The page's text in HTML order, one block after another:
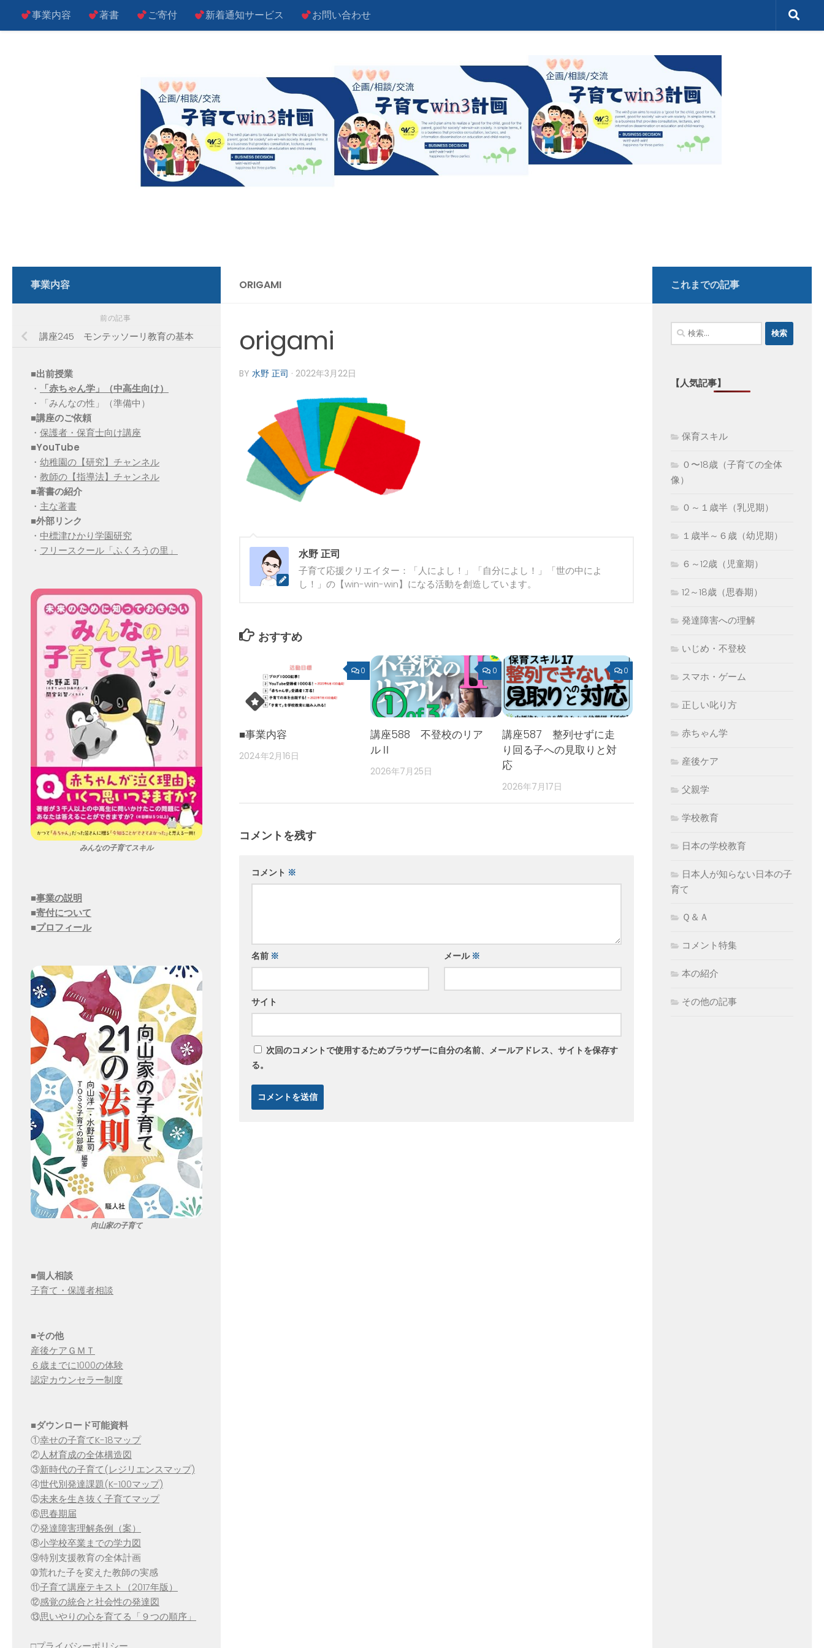
コンテンツへスキップ
事業内容 著書 ご寄付 新着通知サービス お問い合わせ
ORIGAMI
origami
BY 水野 正司 · 2022年3月22日
水野 正司
子育て応援クリエイター：「人によし！」「自分によし！」「世の中によ
し！」の【win-win-win】になる活動を創造しています。
おすすめ
0
■事業内容
2024年2月16日
0
講座588 不登校のリア
ルⅡ
2026年7月25日
0
講座587 整列せずに走
り回る子への見取りと対
応
2026年7月17日
コメントを残す
コメント ※
名前 ※ メール ※
サイト
次回のコメントで使用するためブラウザーに自分の名前、メールアドレス、サイトを保存す
る。
事業内容
前の記事
講座245 モンテッソーリ教育の基本
■出前授業
・
「赤ちゃん学」（中高生向け）
・「みんなの性」（準備中）
■講座のご依頼
・ 保護者・保育士向け講座
■YouTube
・ 幼稚園の【研究】チャンネル
・ 教師の【指導法】チャンネル
■著書の紹介
・ 主な著書
■外部リンク
・ 中標津ひかり学園研究
・ フリースクール「ふくろうの里」
みんなの子育てスキル
■事業の説明
■寄付について
■プロフィール
向山家の子育て
■個人相談
子育て・保護者相談
■その他
産後ケアＧＭＴ
６歳までに1000の体験
認定カウンセラー制度
■ダウンロード可能資料
①幸せの子育てK-18マップ
②人材育成の全体構造図
③新時代の子育て(レジリエンスマップ)
④世代別発達課題(K-100マップ)
⑤未来を生き抜く子育てマップ
⑥思春期届
⑦発達障害理解条例（案）
⑧小学校卒業までの学力図
⑨特別支援教育の全体計画
➉荒れた子を変えた教師の実感
⑪子育て講座テキスト（2017年版）
⑫感覚の統合と社会性の発達図
⑬思いやりの心を育てる「９つの順序」
これまでの記事
検
索:
【人気記事】
保育スキル
０〜18歳（子育ての全体
像）
０～１歳半（乳児期）
１歳半～６歳（幼児期）
６～12歳（児童期）
12～18歳（思春期）
発達障害への理解
いじめ・不登校
スマホ・ゲーム
正しい叱り方
赤ちゃん学
産後ケア
父親学
学校教育
日本の学校教育
日本人が知らない日本の子
育て
Ｑ＆Ａ
コメント特集
本の紹介
その他の記事